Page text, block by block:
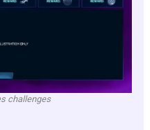
challenges